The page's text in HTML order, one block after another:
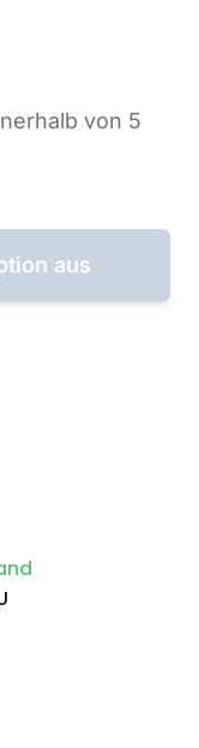
von 5
aus